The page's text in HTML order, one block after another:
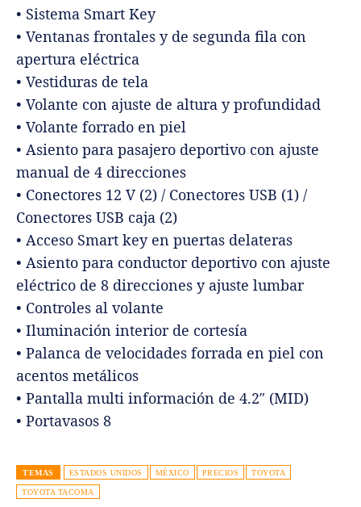
• Sistema Smart Key
• Ventanas frontales y de segunda fila con
apertura eléctrica
• Vestiduras de tela
• Volante con ajuste de altura y profundidad
• Volante forrado en piel
• Asiento para pasajero deportivo con ajuste
manual de 4 direcciones
• Conectores 12 V (2) / Conectores USB (1) /
Conectores USB caja (2)
• Acceso Smart key en puertas delateras
• Asiento para conductor deportivo con ajuste
eléctrico de 8 direcciones y ajuste lumbar
• Controles al volante
• Iluminación interior de cortesía
• Palanca de velocidades forrada en piel con
acentos metálicos
• Pantalla multi información de 4.2″ (MID)
• Portavasos 8
TEMAS ESTADOS UNIDOS MÉXICO PRECIOS TOYOTA
TOYOTA TACOMA